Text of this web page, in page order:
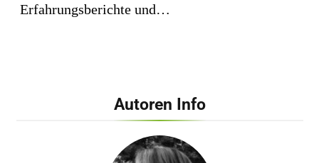
Erfahrungsberichte und…
Weight Watchers Treffen Bad Krozingen ᐅ
Teilnehmer berichten…
Autoren Info